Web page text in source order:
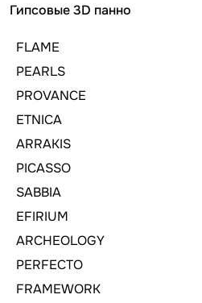
Гипсовые 3D панно
FLAME
PEARLS
PROVANCE
ETNICA
ARRAKIS
PICASSO
SABBIA
EFIRIUM
ARCHEOLOGY
PERFECTO
FRAMEWORK